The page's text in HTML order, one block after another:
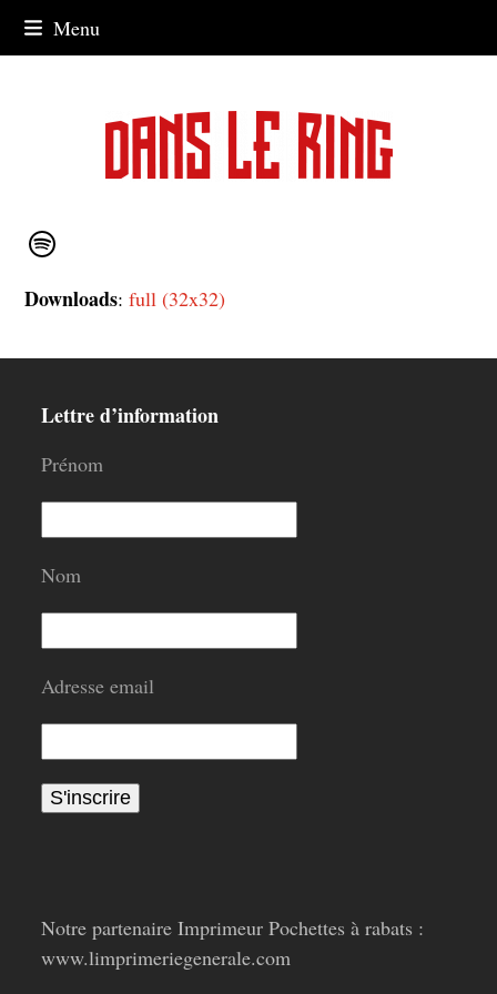
Skip
Menu
Downloads:full (32x32)
Lettre d’information
Prénom
Nom
Adresse email
Notre partenaire Imprimeur Pochettes à rabats :
www.limprimeriegenerale.com